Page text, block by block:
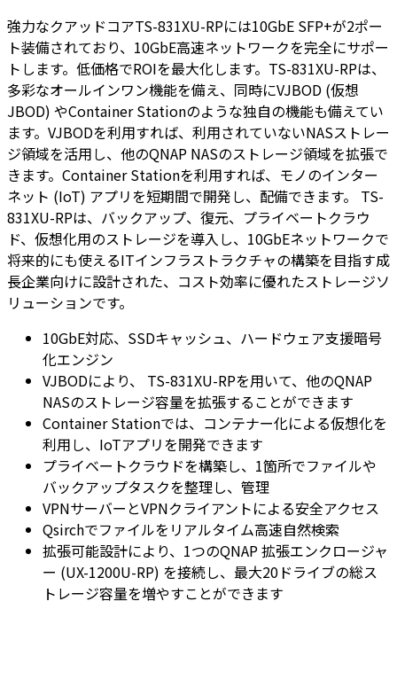
強力なクアッドコアTS-831XU-RPには10GbE SFP+が2ポー
ト装備されており、10GbE高速ネットワークを完全にサポー
トします。低価格でROIを最大化します。TS-831XU-RPは、
多彩なオールインワン機能を備え、同時にVJBOD (仮想
JBOD) やContainer Stationのような独自の機能も備えてい
ます。VJBODを利用すれば、利用されていないNASストレー
ジ領域を活用し、他のQNAP NASのストレージ領域を拡張で
きます。Container Stationを利用すれば、モノのインター
ネット (IoT) アプリを短期間で開発し、配備できます。 TS-
831XU-RPは、バックアップ、復元、プライベートクラウ
ド、仮想化用のストレージを導入し、10GbEネットワークで
将来的にも使えるITインフラストラクチャの構築を目指す成
長企業向けに設計された、コスト効率に優れたストレージソ
リューションです。
10GbE対応、SSDキャッシュ、ハードウェア支援暗号
化エンジン
VJBODにより、 TS-831XU-RPを用いて、他のQNAP
NASのストレージ容量を拡張することができます
Container Stationでは、コンテナー化による仮想化を
利用し、IoTアプリを開発できます
プライベートクラウドを構築し、1箇所でファイルや
バックアップタスクを整理し、管理
VPNサーバーとVPNクライアントによる安全アクセス
Qsirchでファイルをリアルタイム高速自然検索
拡張可能設計により、1つのQNAP 拡張エンクロージャ
ー (UX-1200U-RP) を接続し、最大20ドライブの総ス
トレージ容量を増やすことができます